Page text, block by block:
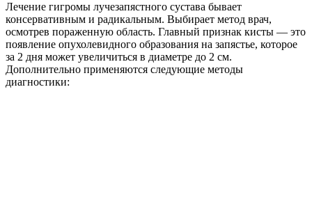
Лечение гигромы лучезапястного сустава бывает
консервативным и радикальным. Выбирает метод врач,
осмотрев пораженную область. Главный признак кисты — это
появление опухолевидного образования на запястье, которое
за 2 дня может увеличиться в диаметре до 2 см.
Дополнительно применяются следующие методы
диагностики: